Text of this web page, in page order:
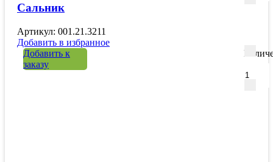
Сальник
Артикул: 001.21.3211
Добавить в избранное
Добавить к
заказу